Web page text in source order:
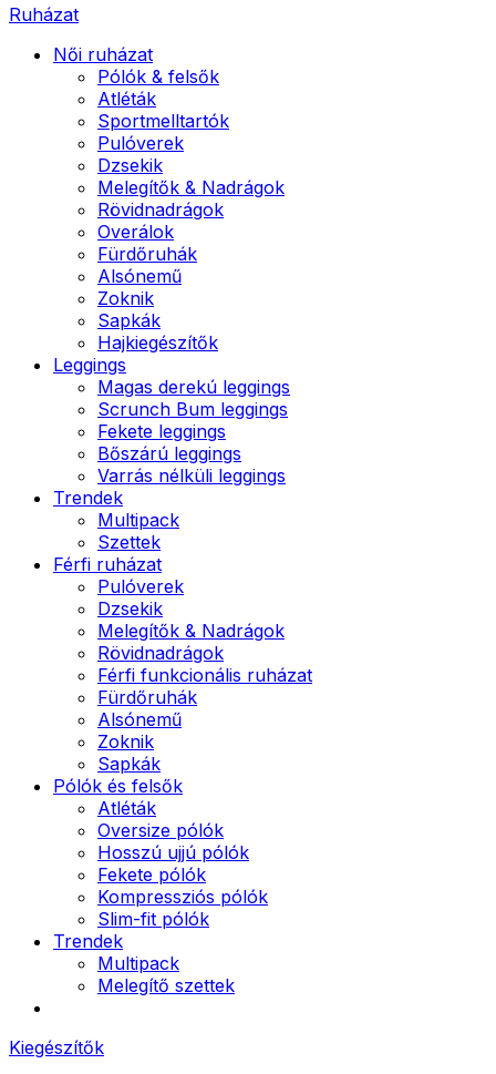
Ruházat
Női ruházat
Pólók & felsők
Atléták
Sportmelltartók
Pulóverek
Dzsekik
Melegítők & Nadrágok
Rövidnadrágok
Overálok
Fürdőruhák
Alsónemű
Zoknik
Sapkák
Hajkiegészítők
Leggings
Magas derekú leggings
Scrunch Bum leggings
Fekete leggings
Bőszárú leggings
Varrás nélküli leggings
Trendek
Multipack
Szettek
Férfi ruházat
Pulóverek
Dzsekik
Melegítők & Nadrágok
Rövidnadrágok
Férfi funkcionális ruházat
Fürdőruhák
Alsónemű
Zoknik
Sapkák
Pólók és felsők
Atléták
Oversize pólók
Hosszú ujjú pólók
Fekete pólók
Kompressziós pólók
Slim-fit pólók
Trendek
Multipack
Melegítő szettek
Kiegészítők